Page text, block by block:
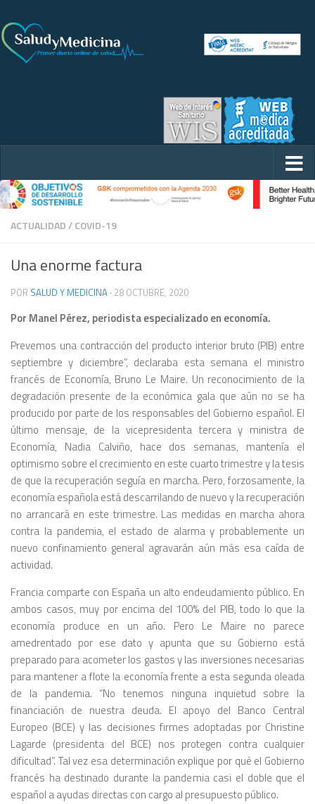
ACTUALIDAD/COVID-19
Una enorme factura
POR SALUD Y MEDICINA · 28 OCTUBRE, 2020
Por Manel Pérez, periodista especializado en economía.
Prevemos una contracción del producto interior bruto (PIB) entre
septiembre y diciembre”, declaraba esta semana el ministro
francés de Economía, Bruno Le Maire. Un reconocimiento de la
degradación presente de la económica gala que aún no se ha
producido por parte de los responsables del Gobierno español. El
último mensaje, de la vicepresidenta tercera y ministra de
Economía, Nadia Calviño, hace dos semanas, mantenía el
optimismo sobre el crecimiento en este cuarto trimestre y la tesis
de que la recuperación seguía en marcha. Pero, forzosamente, la
economía española está descarrilando de nuevo y la recuperación
no arrancará en este trimestre. Las medidas en marcha ahora
contra la pandemia, el estado de alarma y probablemente un
nuevo confinamiento general agravarán aún más esa caída de
actividad.
Francia comparte con España un alto endeudamiento público. En
ambos casos, muy por encima del 100% del PIB, todo lo que la
economía produce en un año. Pero Le Maire no parece
amedrentado por ese dato y apunta que su Gobierno está
preparado para acometer los gastos y las inversiones necesarias
para mantener a flote la economía frente a esta segunda oleada
de la pandemia. “No tenemos ninguna inquietud sobre la
financiación de nuestra deuda. El apoyo del Banco Central
Europeo (BCE) y las decisiones firmes adoptadas por Christine
Lagarde (presidenta del BCE) nos protegen contra cualquier
dificultad”. Tal vez esa determinación explique por qué el Gobierno
francés ha destinado durante la pandemia casi el doble que el
español a ayudas directas con cargo al presupuesto público.